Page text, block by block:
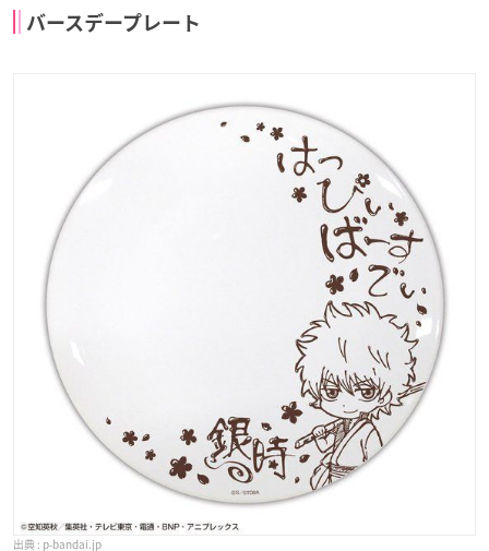
バースデープレート
p-bandai.jp